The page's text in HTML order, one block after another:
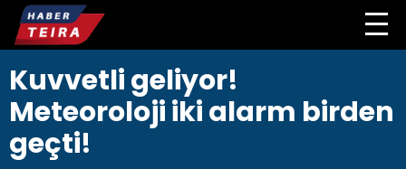
Kuvvetli geliyor!
Meteoroloji iki alarm birden
geçti!